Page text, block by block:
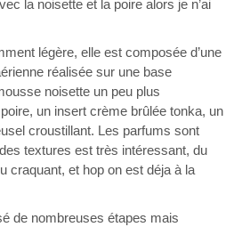
la noisette et la poire alors je n’ai
légère, elle est composée d’une
réalisée sur une base
noisette un peu plus
un insert crème brûlée tonka, un
croustillant. Les parfums sont
textures est très intéressant, du
craquant, et hop on est déja à la
de nombreuses étapes mais